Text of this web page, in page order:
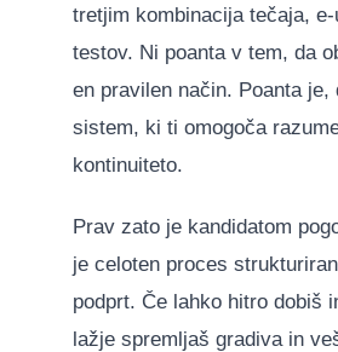
tretjim kombinacija tečaja,
testov. Ni poanta v tem, da
en pravilen način. Poanta je,
sistem, ki ti omogoča
kontinuiteto.
Prav zato je kandidatom
je celoten proces
podprt. Če lahko hitro dobiš
lažje spremljaš gradiva in